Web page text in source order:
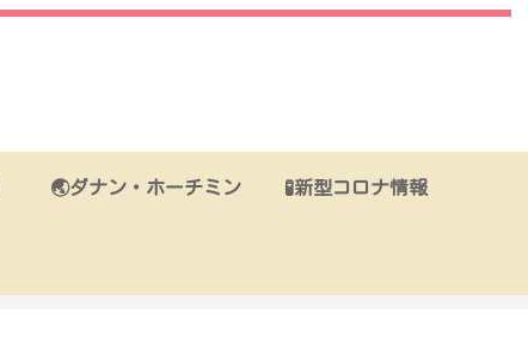
🌏ダナン・ホーチミン 🧪新型コロナ情報